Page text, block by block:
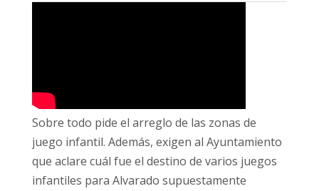
Sobre todo pide el arreglo de las zonas de
juego infantil. Además, exigen al Ayuntamiento
que aclare cuál fue el destino de varios juegos
infantiles para Alvarado supuestamente